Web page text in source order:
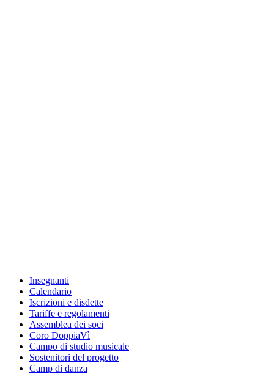
Insegnanti
Calendario
Iscrizioni e disdette
Tariffe e regolamenti
Assemblea dei soci
Coro DoppiaVì
Campo di studio musicale
Sostenitori del progetto
Camp di danza